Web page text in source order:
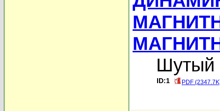
ID:1 PDF